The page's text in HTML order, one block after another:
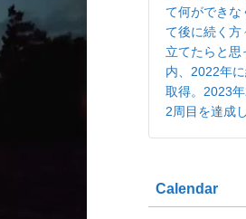
て何ができな
て後に続く方
立てたらと思
内、2022年
取得。2023
2周目を達成
Calendar